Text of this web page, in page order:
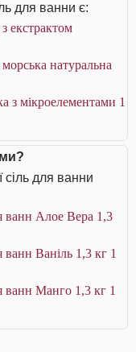
для ванни є:
екстрактом
натуральна
з мікроелементами 1
для ванни
ванн Алое Вера 1,3
ванн Ваніль 1,3 кг 1
ванн Манго 1,3 кг 1